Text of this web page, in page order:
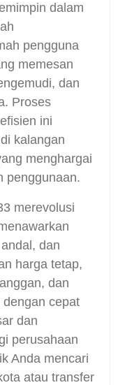
dalam
pengguna
memesan
dan
Proses
ini
kalangan
menghargai
penggunaan.
merevolusi
dan
harga tetap,
dan
cepat
dan
perusahaan
Anda mencari
atau transfer